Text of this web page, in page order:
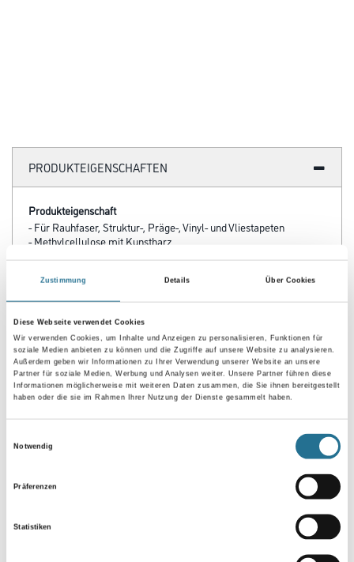
Zustimmung Details Über Cookies
Diese Webseite verwendet Cookies
Wir verwenden Cookies, um Inhalte und Anzeigen zu personalisieren, Funktionen für
soziale Medien anbieten zu können und die Zugriffe auf unsere Website zu analysieren.
Außerdem geben wir Informationen zu Ihrer Verwendung unserer Website an unsere
Partner für soziale Medien, Werbung und Analysen weiter. Unsere Partner führen diese
Informationen möglicherweise mit weiteren Daten zusammen, die Sie ihnen bereitgestellt
haben oder die sie im Rahmen Ihrer Nutzung der Dienste gesammelt haben.
Notwendig
Präferenzen
Statistiken
PRODUKTEIGENSCHAFTEN
Produkteigenschaft
- Für Rauhfaser, Struktur-, Präge-, Vinyl- und Vliestapeten
- Methylcellulose mit Kunstharz
- Gut korrigierbar
- Hohe Feuchtfestigkeit
Verarbeitungstemp./Luftfeuchte
Nicht unter + 5 ° C Objekt- und Raumtemperatur verarbeiten. Der
Untergrund muss trocken, tragfähig, staub- und fettfrei sein.